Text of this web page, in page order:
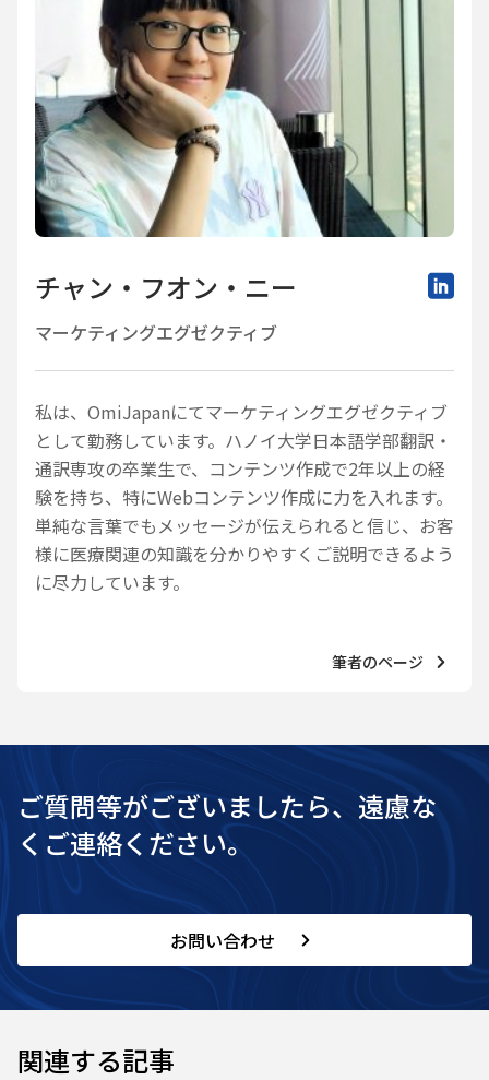
チャン・フオン・ニー
マーケティングエグゼクティブ
私は、OmiJapanにてマーケティングエグゼクティブ
として勤務しています。ハノイ大学日本語学部翻訳・
通訳専攻の卒業生で、コンテンツ作成で2年以上の経
験を持ち、特にWebコンテンツ作成に力を入れます。
単純な言葉でもメッセージが伝えられると信じ、お客
様に医療関連の知識を分かりやすくご説明できるよう
に尽力しています。
筆者のページ
ご質問等がございましたら、遠慮な
くご連絡ください。
お問い合わせ
関連する記事